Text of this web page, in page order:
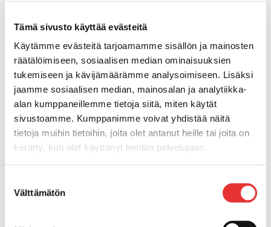
Tämä sivusto käyttää evästeitä
Käytämme evästeitä tarjoamamme sisällön ja mainosten
räätälöimiseen, sosiaalisen median ominaisuuksien
tukemiseen ja kävijämäärämme analysoimiseen. Lisäksi
jaamme sosiaalisen median, mainosalan ja analytiikka-
alan kumppaneillemme tietoja siitä, miten käytät
sivustoamme. Kumppanimme voivat yhdistää näitä
tietoja muihin tietoihin, joita olet antanut heille tai joita on
kerätty, kun olet käyttänyt heidän palvelujaan.
valinta
Välttämätön
Listat ja kansikatteet
Muut tarvikkeet
Köli- ja eväsuojat
Venetikkaat
Keulatikkaat, -tasot ja
varusteet
Kasettitikkaat
Keulatikkaat
Kaide- ja kuomuhelat
Muut tarvikkeet
Kaidevaijerit, -verkot ja